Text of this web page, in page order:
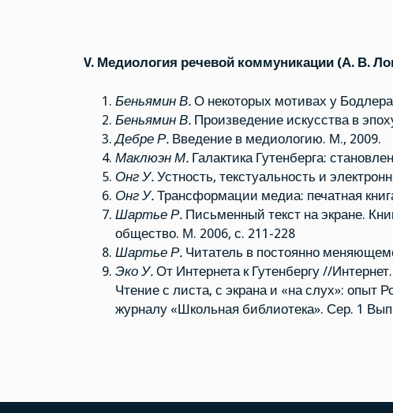
V. Медиология речевой коммуникации (А. В.
Беньямин В.О некоторых мотивах у
Беньямин В.Произведение искусства в
Дебре Р.Введение в медиологию. М., 2009.
Маклюэн М.Галактика Гутенберга:
Онг У.Устность, текстуальность и
Онг У.Трансформации медиа: печатная
Шартье Р.Письменный текст на экране.
общество. М. 2006, с. 211-228
Шартье Р.Читатель в постоянно
Эко У.От Интернета к Гутенбергу //
Чтение с листа, с экрана и «на слух»: опыт
журналу «Школьная библиотека». Сер. 1